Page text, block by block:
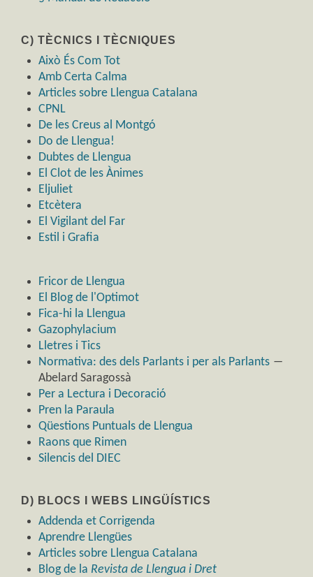
C) TÈCNICS I TÈCNIQUES
Això És Com Tot
Amb Certa Calma
Articles sobre Llengua Catalana
CPNL
De les Creus al Montgó
Do de Llengua!
Dubtes de Llengua
El Clot de les Ànimes
Eljuliet
Etcètera
El Vigilant del Far
Estil i Grafia
Fricor de Llengua
El Blog de l'Optimot
Fica-hi la Llengua
Gazophylacium
Lletres i Tics
Normativa: des dels Parlants i per als Parlants ―
Abelard Saragossà
Per a Lectura i Decoració
Pren la Paraula
Qüestions Puntuals de Llengua
Raons que Rimen
Silencis del DIEC
D) BLOCS I WEBS LINGÜÍSTICS
Addenda et Corrigenda
Aprendre Llengües
Articles sobre Llengua Catalana
Blog de la Revista de Llengua i Dret